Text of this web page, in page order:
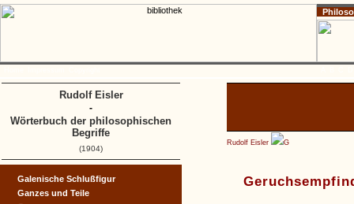
Rudolf Eisler G
Galenische Schlußfigur
Ganzes und Teile
Rudolf Eisler
-
Wörterbuch der philosophischen
Begriffe
(1904)